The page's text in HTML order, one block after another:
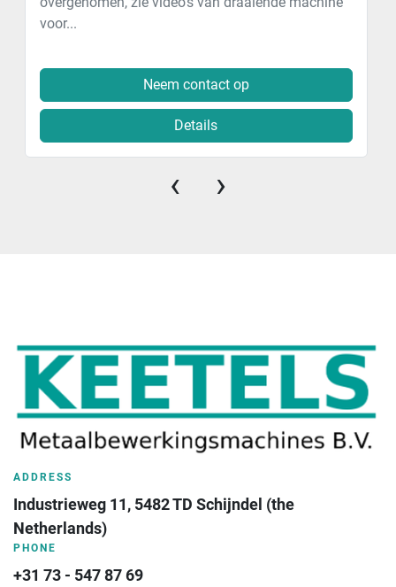
voor...
Neem contact op
Details
‹ ›
ADDRESS
Industrieweg 11, 5482 TD Schijndel (the
Netherlands)
PHONE
+31 73 - 547 87 69